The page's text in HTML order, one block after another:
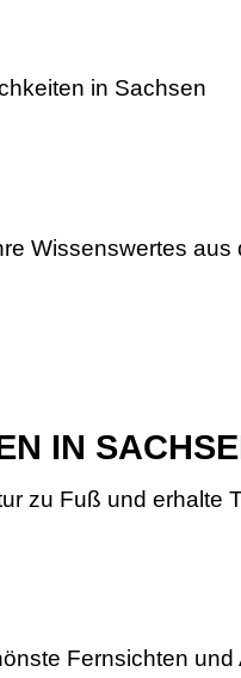
in Sachsen
Wissenswertes
IN
zu Fuß und erhalte
Fernsichten und